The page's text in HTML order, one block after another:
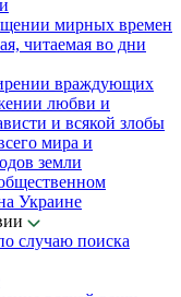
мирных времен
читаемая во дни
враждующих
любви и
и всякой злобы
мира и
земли
Украине
случаю поиска